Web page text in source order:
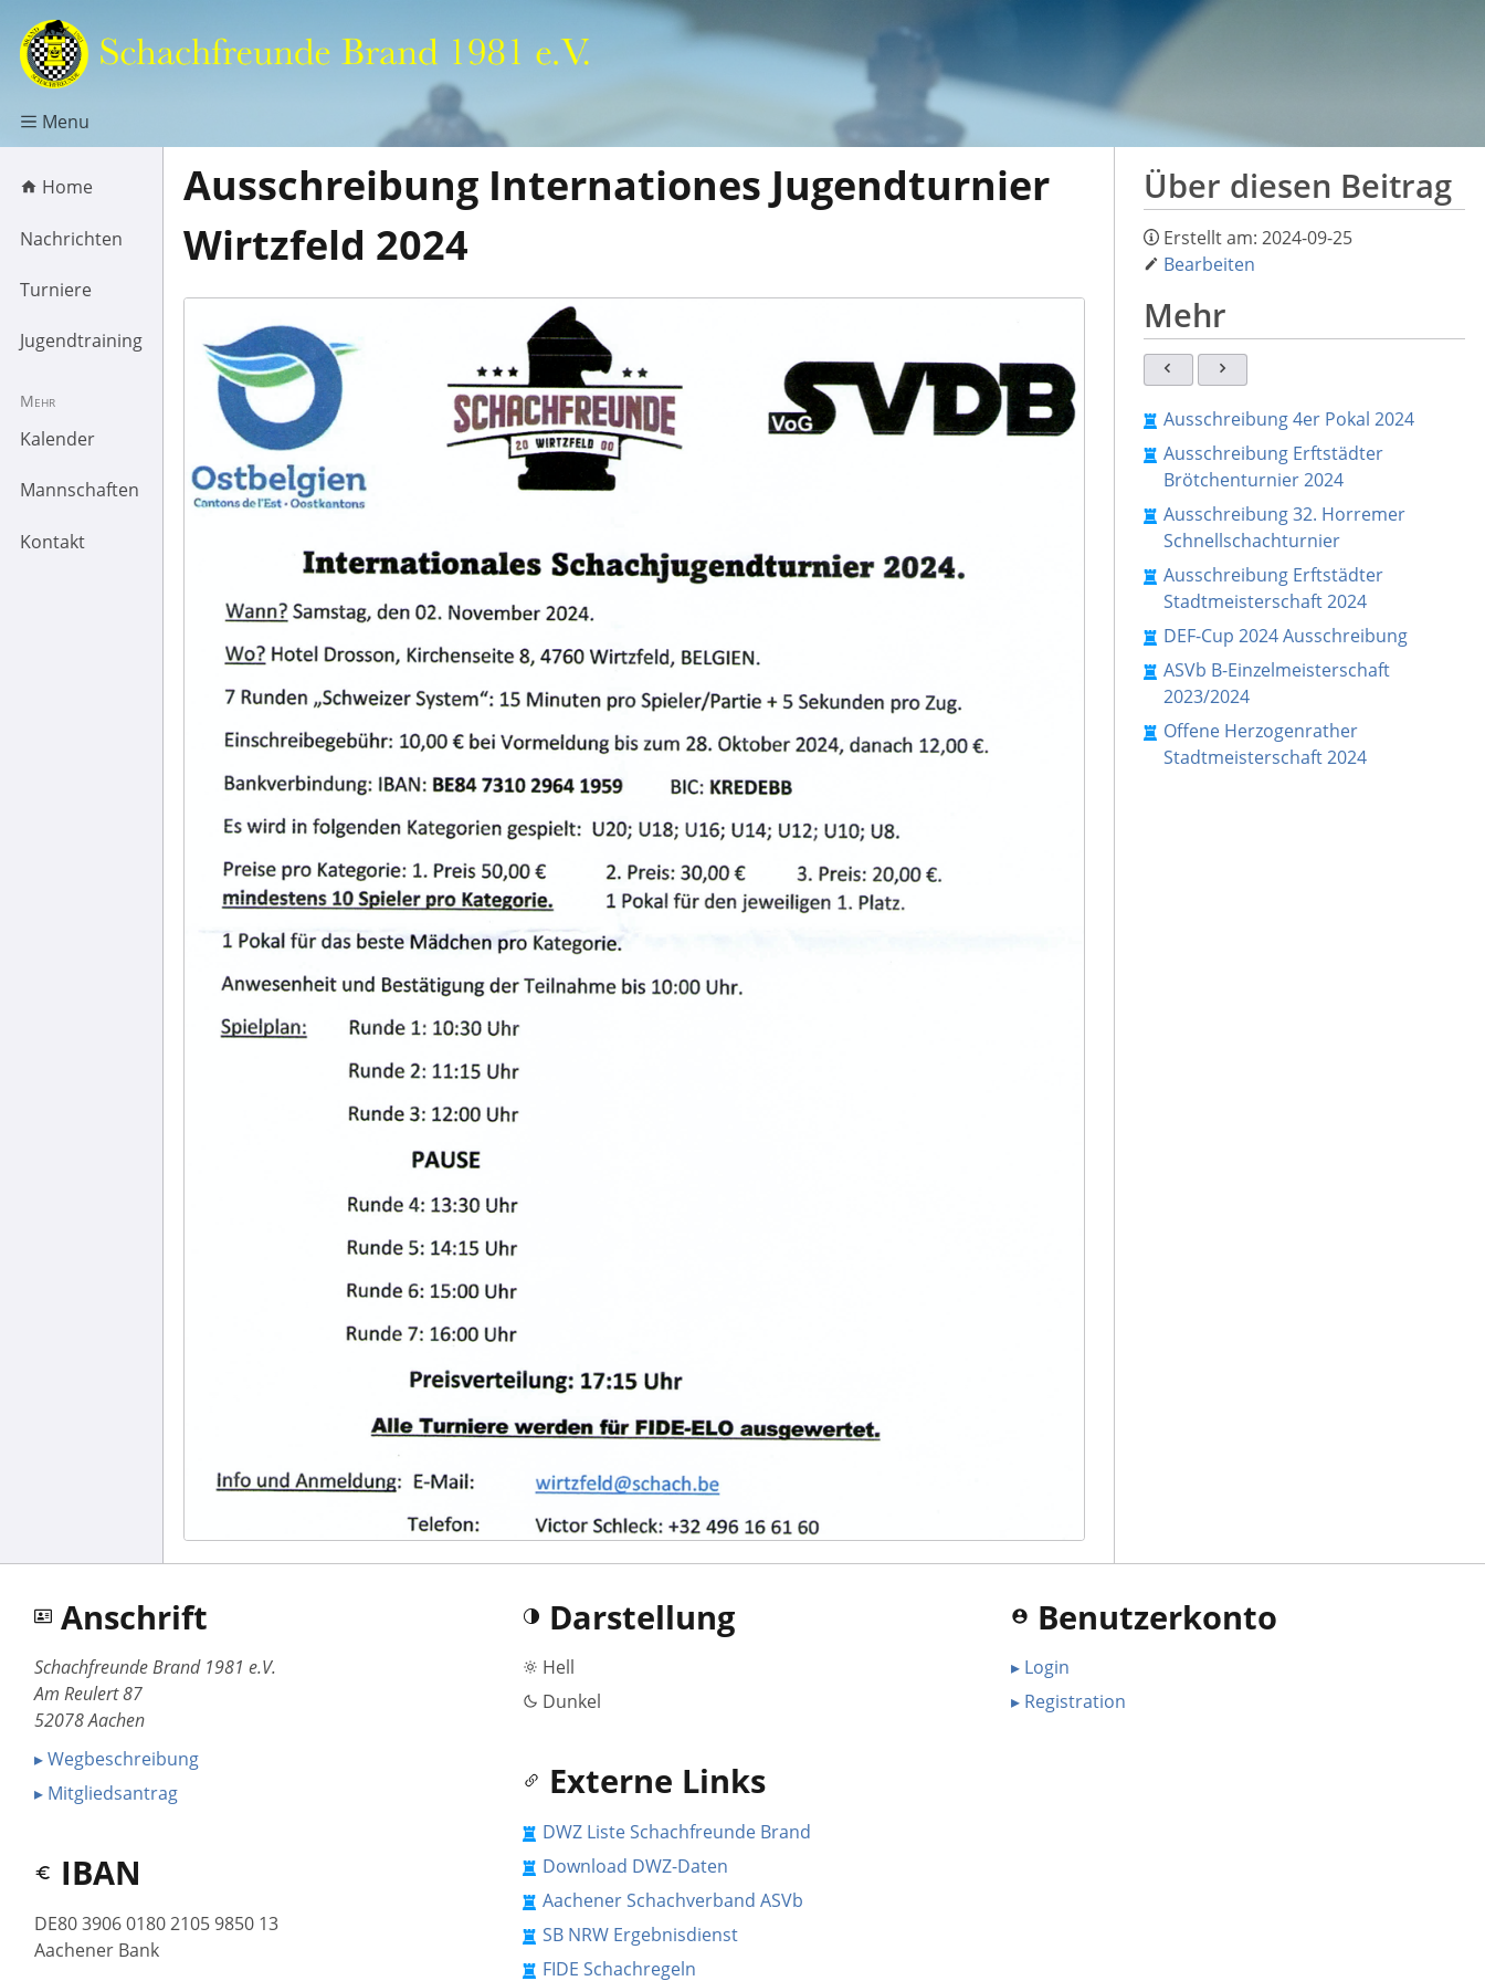
Menu
Home
Nachrichten
Turniere
Jugendtraining
Mehr
Kalender
Mannschaften
Kontakt
Ausschreibung Internationes Jugendturnier
Wirtzfeld 2024
Über diesen Beitrag
Erstellt am: 2024-09-25
Bearbeiten
Mehr
Ausschreibung 4er Pokal 2024
Ausschreibung Erftstädter
Brötchenturnier 2024
Ausschreibung 32. Horremer
Schnellschachturnier
Ausschreibung Erftstädter
Stadtmeisterschaft 2024
DEF-Cup 2024 Ausschreibung
ASVb B-Einzelmeisterschaft
2023/2024
Offene Herzogenrather
Stadtmeisterschaft 2024
Anschrift
Schachfreunde Brand 1981 e.V.
Am Reulert 87
52078 Aachen
▸ Wegbeschreibung
▸ Mitgliedsantrag
IBAN
DE80 3906 0180 2105 9850 13
Aachener Bank
Darstellung
Hell
Dunkel
Externe Links
DWZ Liste Schachfreunde Brand
Download DWZ-Daten
Aachener Schachverband ASVb
SB NRW Ergebnisdienst
FIDE Schachregeln
Benutzerkonto
▸ Login
▸ Registration